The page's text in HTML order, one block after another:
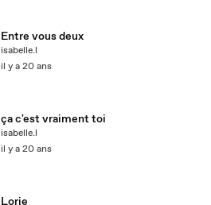
Entre vous deux
isabelle.l
il y a 20 ans
ça c'est vraiment toi
isabelle.l
il y a 20 ans
Lorie